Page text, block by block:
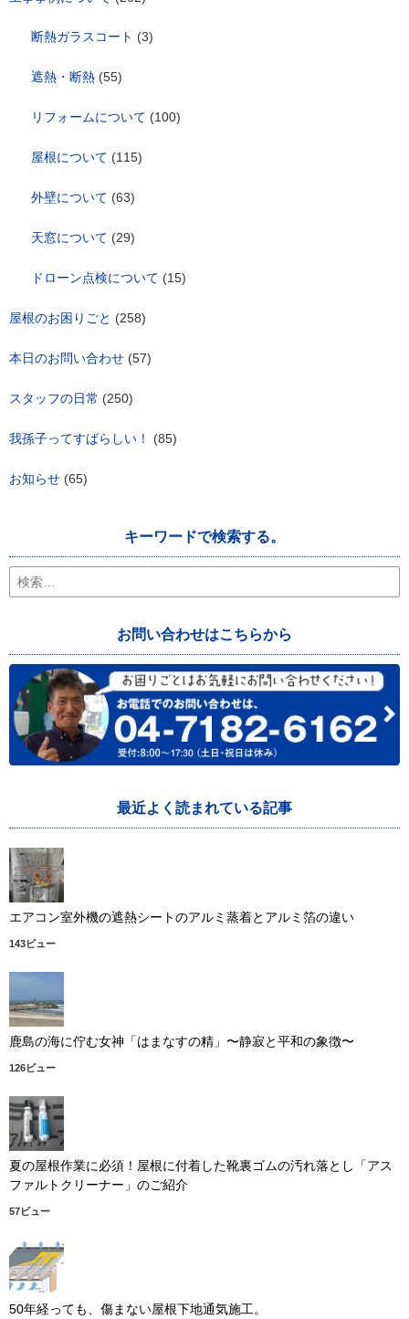
ン
断熱ガラスコート (3)
遮熱・断熱 (55)
リフォームについて (100)
屋根について (115)
外壁について (63)
天窓について (29)
ドローン点検について (15)
屋根のお困りごと (258)
本日のお問い合わせ (57)
スタッフの日常 (250)
我孫子ってすばらしい！ (85)
お知らせ (65)
キーワードで検索する。
検
索:
お問い合わせはこちらから
最近よく読まれている記事
エアコン室外機の遮熱シートのアルミ蒸着とアルミ箔の違い
143ビュー
鹿島の海に佇む女神「はまなすの精」〜静寂と平和の象徴〜
126ビュー
夏の屋根作業に必須！屋根に付着した靴裏ゴムの汚れ落とし「アス
ファルトクリーナー」のご紹介
57ビュー
50年経っても、傷まない屋根下地通気施工。